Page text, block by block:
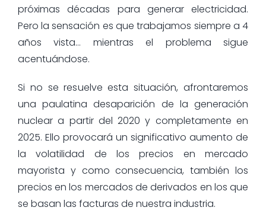
próximas décadas para generar electricidad.
Pero la sensación es que trabajamos siempre a 4
años vista… mientras el problema sigue
acentuándose.
Si no se resuelve esta situación, afrontaremos
una paulatina desaparición de la generación
nuclear a partir del 2020 y completamente en
2025. Ello provocará un significativo aumento de
la volatilidad de los precios en mercado
mayorista y como consecuencia, también los
precios en los mercados de derivados en los que
se basan las facturas de nuestra industria.